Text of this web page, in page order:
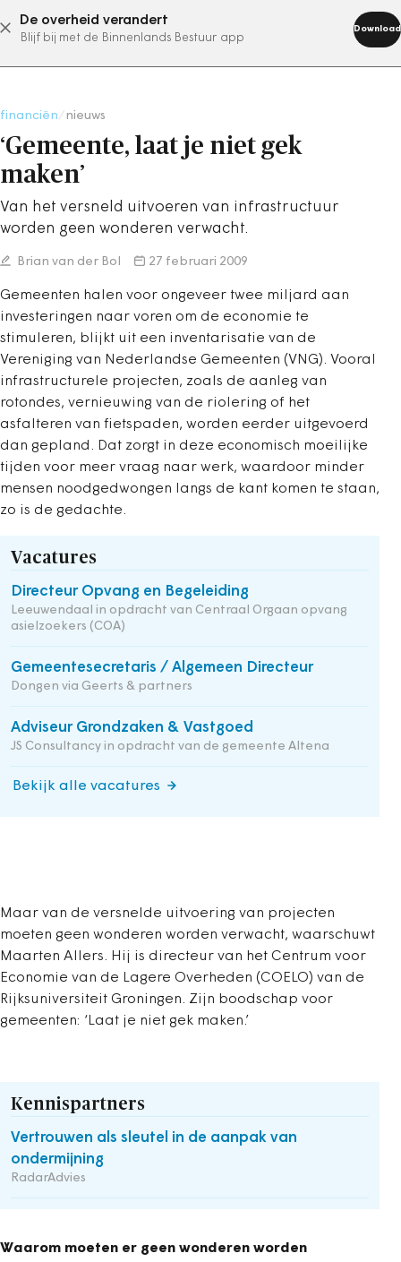
De overheid verandert
Blijf bij met de Binnenlands Bestuur app
Download
abonneer nu
financiën nieuws
‘Gemeente, laat je niet gek
maken’
Van het versneld uitvoeren van infrastructuur
worden geen wonderen verwacht.
Brian van der Bol 27 februari 2009
Gemeenten halen voor ongeveer twee miljard aan
investeringen naar voren om de economie te
stimuleren, blijkt uit een inventarisatie van de
Vereniging van Nederlandse Gemeenten (VNG). Vooral
infrastructurele projecten, zoals de aanleg van
rotondes, vernieuwing van de riolering of het
asfalteren van fietspaden, worden eerder uitgevoerd
dan gepland. Dat zorgt in deze economisch moeilijke
tijden voor meer vraag naar werk, waardoor minder
mensen noodgedwongen langs de kant komen te staan,
zo is de gedachte.
Vacatures
Directeur Opvang en Begeleiding
Leeuwendaal in opdracht van Centraal Orgaan opvang
asielzoekers (COA)
Gemeentesecretaris / Algemeen Directeur
Dongen via Geerts & partners
Adviseur Grondzaken & Vastgoed
JS Consultancy in opdracht van de gemeente Altena
Bekijk alle vacatures
Maar van de versnelde uitvoering van projecten
moeten geen wonderen worden verwacht, waarschuwt
Maarten Allers. Hij is directeur van het Centrum voor
Economie van de Lagere Overheden (COELO) van de
Rijksuniversiteit Groningen. Zijn boodschap voor
gemeenten: ‘Laat je niet gek maken.’
Kennispartners
Vertrouwen als sleutel in de aanpak van
ondermijning
RadarAdvies
Waarom moeten er geen wonderen worden